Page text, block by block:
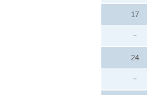
17
－
24
－